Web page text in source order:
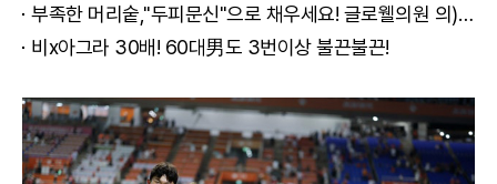
부족한 머리숱,"두피문신"으로 채우세요! 글로웰의원 의)96837
비x아그라 30배! 60대男도 3번이상 불끈불끈!